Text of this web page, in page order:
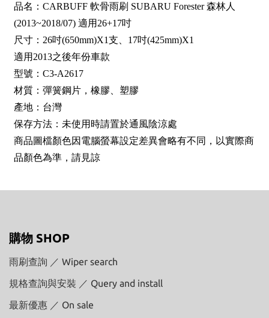
品名：CARBUFF 軟骨雨刷 SUBARU Forester 森林人
(2013~2018/07) 適用26+17吋
尺寸：26吋(650mm)X1支、17吋(425mm)X1
適用2013之後年份車款
型號：C3-A2617
材質：彈簧鋼片，橡膠、塑膠
產地：台灣
保存方法：未使用時請置於通風陰涼處
商品圖檔顏色因電腦螢幕設定差異會略有不同，以實際商
品顏色為準，請見諒
購物 SHOP
雨刷查詢 ／ Wiper search
規格查詢與安裝 ／ Query and install
最新優惠 ／ On sale